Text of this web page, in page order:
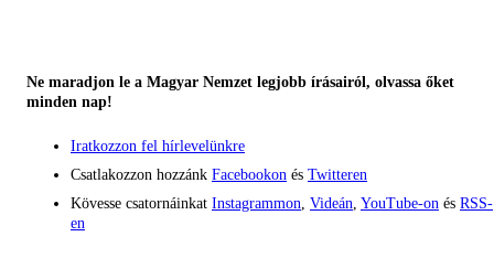
Ne maradjon le a Magyar Nemzet legjobb írásairól, olvassa őket
minden nap!
Iratkozzon fel hírlevelünkre
Csatlakozzon hozzánk Facebookon és Twitteren
Kövesse csatornáinkat Instagrammon Videán YouTube-on és RSS-
en